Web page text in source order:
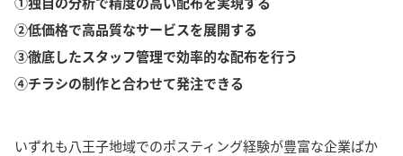
②低価格で高品質なサービスを展開する
③徹底したスタッフ管理で効率的な配布を行う
④チラシの制作と合わせて発注できる
いずれも八王子地域でのポスティング経験が豊富な企業ばか